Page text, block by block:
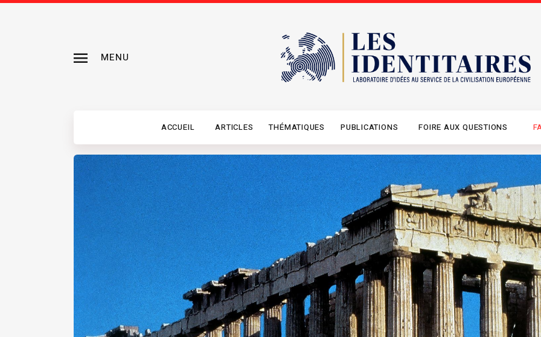
MENU
ACCUEIL ARTICLES THÉMATIQUES PUBLICATIONS FOIRE AUX QUESTIONS